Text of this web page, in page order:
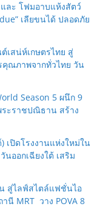
และ โฟมอาบแห้งสัตว์
เลียขนได้ ปลอดภัย
เสน่ห์เกษตรไทย สู่
คุณภาพจากทั่วไทย วัน
Season 5 ผนึก 9
ะราชปณิธาน สร้าง
เปิดโรงงานแห่งใหม่ใน
ออกเฉียงใต้ เสริม
สู่ไลฟ์สไตล์แฟชั่นไอ
นี MRT วาง POVA 8